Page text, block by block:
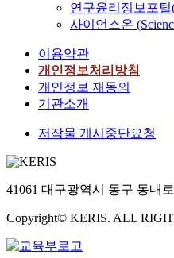
연구윤리정보포털
사이언스온
이용약관
개인정보처리방침
개인정보 재동의
기관소개
저작물 게시중단요청
41061 대구광역시 동구 동내
Copyright© KERIS. ALL